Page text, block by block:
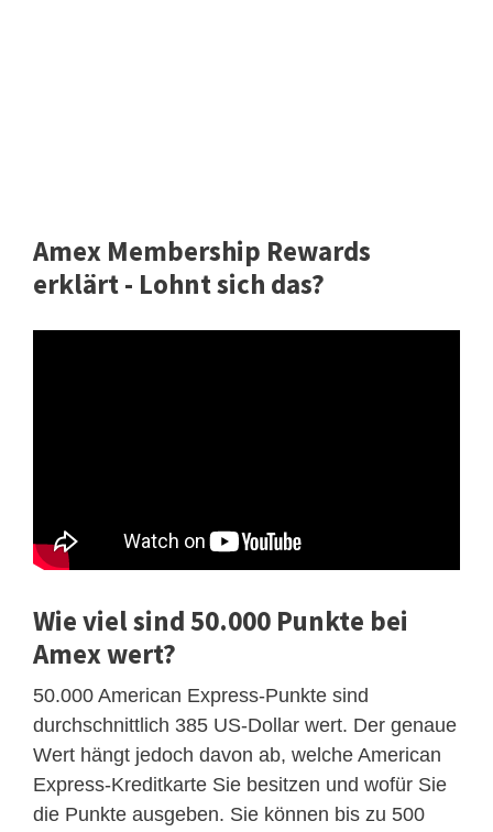
Amex Membership Rewards
erklärt - Lohnt sich das?
Wie viel sind 50.000 Punkte bei
Amex wert?
50.000 American Express-Punkte sind
durchschnittlich 385 US-Dollar wert. Der genaue
Wert hängt jedoch davon ab, welche American
Express-Kreditkarte Sie besitzen und wofür Sie
die Punkte ausgeben. Sie können bis zu 500